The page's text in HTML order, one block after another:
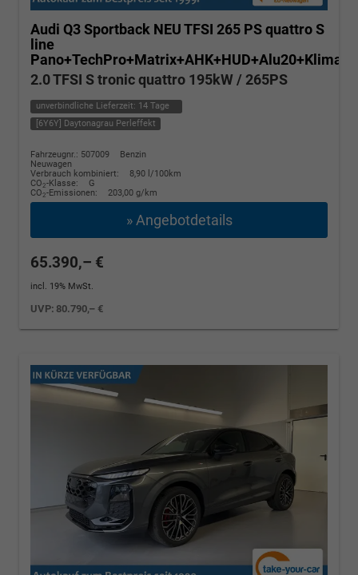
Audi Q3 Sportback NEU TFSI 265 PS quattro S
line
2.0 TFSI S tronic quattro 195kW / 265PS
unverbindliche Lieferzeit: 14 Tage
[6Y6Y] Daytonagrau Perleffekt
Fahrzeugnr.: 507009
Benzin
Neuwagen
Verbrauch kombiniert:
8,90 l/100km
CO2-Klasse:
G
CO2-Emissionen: 203,00 g/km
» Angebotdetails
65.390,– €
incl. 19% MwSt.
UVP: 80.790,– €